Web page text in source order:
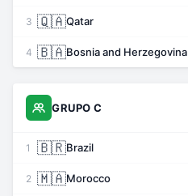
3 🇶🇦Qatar
4 🇧🇦Bosnia and Herzegovina
GRUPO C
1 🇧🇷Brazil
2 🇲🇦Morocco